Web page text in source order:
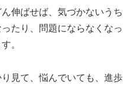
伸ばせば、気づかないうち
たり、問題にならなくなっ
。
見て、悩んでいても、進歩